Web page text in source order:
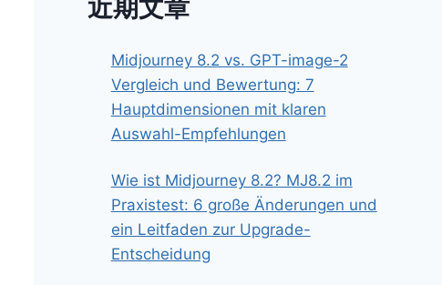
近期文章
Midjourney 8.2 vs. GPT-image-2
Vergleich und Bewertung: 7
Hauptdimensionen mit klaren
Auswahl-Empfehlungen
Wie ist Midjourney 8.2? MJ8.2 im
Praxistest: 6 große Änderungen und
ein Leitfaden zur Upgrade-
Entscheidung